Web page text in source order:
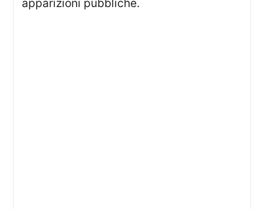
apparizioni pubbliche.